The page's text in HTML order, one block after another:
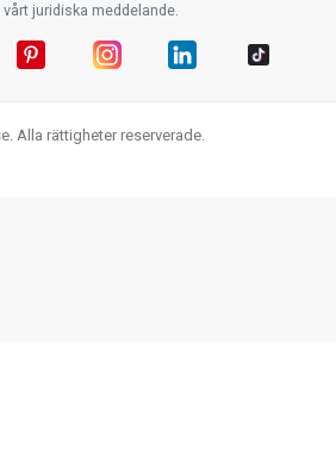
juridiska meddelande.
Alla rättigheter reserverade.